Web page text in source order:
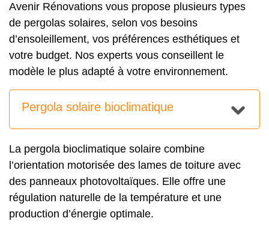
Avenir Rénovations vous propose plusieurs types
de pergolas solaires, selon vos besoins
d’ensoleillement, vos préférences esthétiques et
votre budget. Nos experts vous conseillent le
modèle le plus adapté à votre environnement.
Pergola solaire bioclimatique
La pergola bioclimatique solaire combine
l’orientation motorisée des lames de toiture avec
des panneaux photovoltaïques. Elle offre une
régulation naturelle de la température et une
production d’énergie optimale.